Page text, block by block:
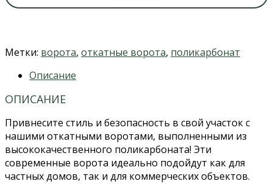
Метки: ворота, откатные ворота, поликарбонат
Описание
ОПИСАНИЕ
Привнесите стиль и безопасность в свой участок с
нашими откатными воротами, выполненными из
высококачественного поликарбоната! Эти
современные ворота идеально подойдут как для
частных домов, так и для коммерческих объектов.